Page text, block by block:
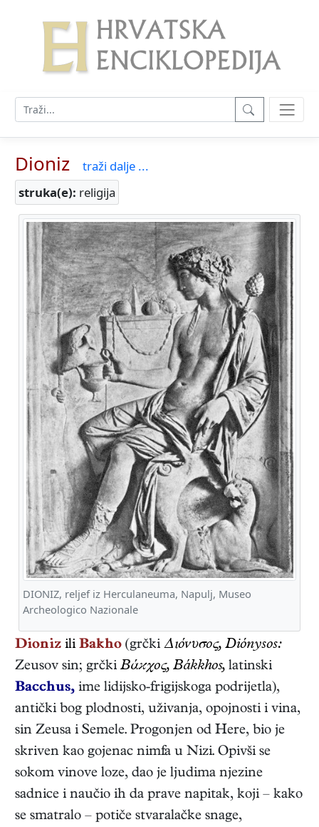
Dioniz
traži dalje ...
struka(e): religija
DIONIZ, reljef iz Herculaneuma, Napulj, Museo
Archeologico Nazionale
Dioniz ili Bakho (grčki Διόνυσος, Diónysos:
Zeusov sin; grčki Bάϰχος, Bákkhos, latinski
Bacchus, ime lidijsko-frigijskoga podrijetla),
antički bog plodnosti, uživanja, opojnosti i vina,
sin Zeusa i Semele. Progonjen od Here, bio je
skriven kao gojenac nimfa u Nizi. Opivši se
sokom vinove loze, dao je ljudima njezine
sadnice i naučio ih da prave napitak, koji – kako
se smatralo – potiče stvaralačke snage,